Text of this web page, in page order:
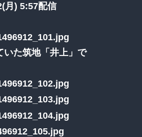
月) 5:57配信
いた筑地「井上」で